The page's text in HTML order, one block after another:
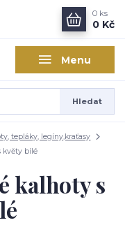
Menu
Hledat
0 ks
0 Kč
tepláky, legíny,kraťasy
květy bílé
kalhoty s